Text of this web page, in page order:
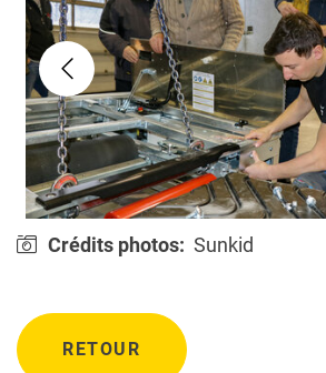
Crédits photos: Sunkid
RETOUR